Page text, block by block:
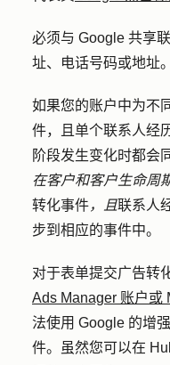
必须与 Google 共享
址、电话号码或地址。
如果您的账户中为不
件，且单个联系人经
阶段发生变化时都会
在客户和客户生命周
转化事件，且联系人
步到相应的事件中。
对于表单提交广告转
Ads Manager 账户或
法使用 Google 的增
件。虽然您可以在